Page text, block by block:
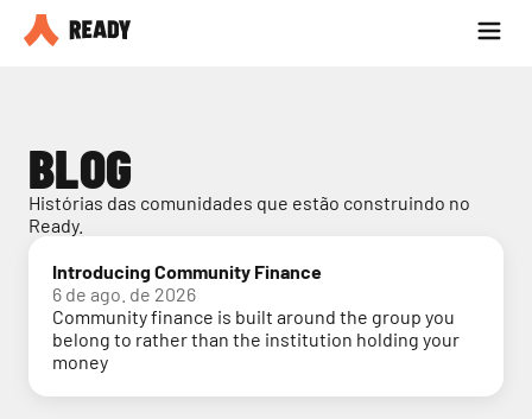
Seja parceiro
BLOG
Histórias das comunidades que estão construindo no
Ready.
Introducing Community Finance
6 de ago. de 2026
Community finance is built around the group you
belong to rather than the institution holding your
money